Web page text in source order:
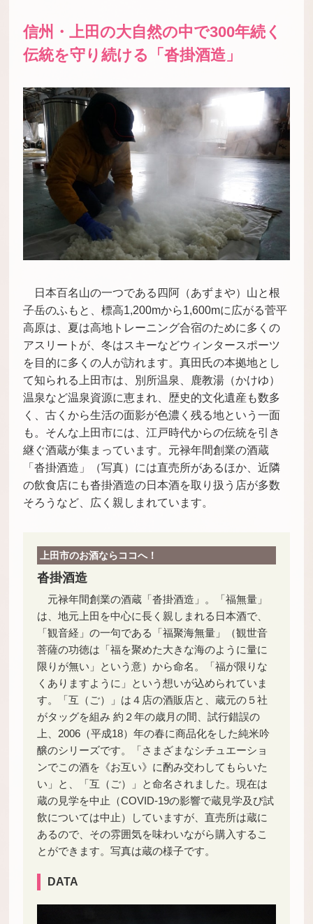
信州・上田の大自然の中で300年続く
伝統を守り続ける「沓掛酒造」
日本百名山の一つである四阿（あずまや）山と根
子岳のふもと、標高1,200mから1,600mに広がる菅平
高原は、夏は高地トレーニング合宿のために多くの
アスリートが、冬はスキーなどウィンタースポーツ
を目的に多くの人が訪れます。真田氏の本拠地とし
て知られる上田市は、別所温泉、鹿教湯（かけゆ）
温泉など温泉資源に恵まれ、歴史的文化遺産も数多
く、古くから生活の面影が色濃く残る地という一面
も。そんな上田市には、江戸時代からの伝統を引き
継ぐ酒蔵が集まっています。元禄年間創業の酒蔵
「沓掛酒造」（写真）には直売所があるほか、近隣
の飲食店にも沓掛酒造の日本酒を取り扱う店が多数
そろうなど、広く親しまれています。
上田市のお酒ならココへ！
沓掛酒造
元禄年間創業の酒蔵「沓掛酒造」。「福無量」
は、地元上田を中心に長く親しまれる日本酒で、
「観音経」の一句である「福聚海無量」（観世音
菩薩の功徳は「福を聚めた大きな海のように量に
限りが無い」という意）から命名。「福が限りな
くありますように」という想いが込められていま
す。「互（ご）」は４店の酒販店と、蔵元の５社
がタッグを組み 約２年の歳月の間、試行錯誤の
上、2006（平成18）年の春に商品化をした純米吟
醸のシリーズです。「さまざまなシチュエーショ
ンでこの酒を《お互い》に酌み交わしてもらいた
い」と、「互（ご）」と命名されました。現在は
蔵の見学を中止（COVID-19の影響で蔵見学及び試
飲については中止）していますが、直売所は蔵に
あるので、その雰囲気を味わいながら購入するこ
とができます。写真は蔵の様子です。
DATA